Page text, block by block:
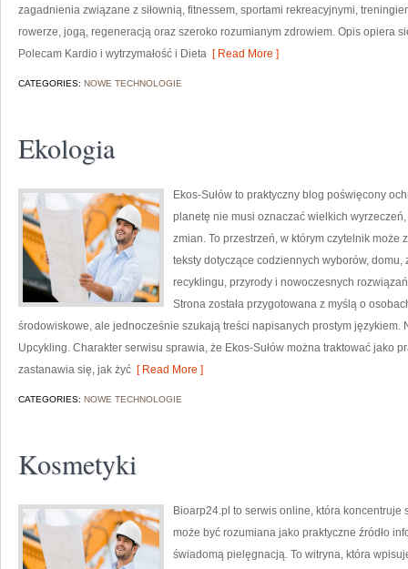
zagadnienia związane z siłownią, fitnessem, sportami rekreacyjnymi,
rowerze, jogą, regeneracją oraz szeroko rozumianym zdrowiem. Opis opiera
Polecam Kardio i wytrzymałość i Dieta [ Read More ]
CATEGORIES: NOWE TECHNOLOGIE
Ekologia
Ekos-Sułów to praktyczny blog poświęcony
planetę nie musi oznaczać wielkich
zmian. To przestrzeń, w którym czytelnik może
teksty dotyczące codziennych wyborów,
recyklingu, przyrody i nowoczesnych
Strona została przygotowana z myślą o
środowiskowe, ale jednocześnie szukają treści napisanych prostym językiem.
Upcykling. Charakter serwisu sprawia, że Ekos-Sułów można traktować jako
zastanawia się, jak żyć [ Read More ]
CATEGORIES: NOWE TECHNOLOGIE
Kosmetyki
Bioarp24.pl to serwis online, która koncentruje
może być rozumiana jako praktyczne źródło
świadomą pielęgnacją. To witryna, która